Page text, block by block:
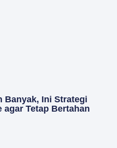
Banyak, Ini Strategi
agar Tetap Bertahan